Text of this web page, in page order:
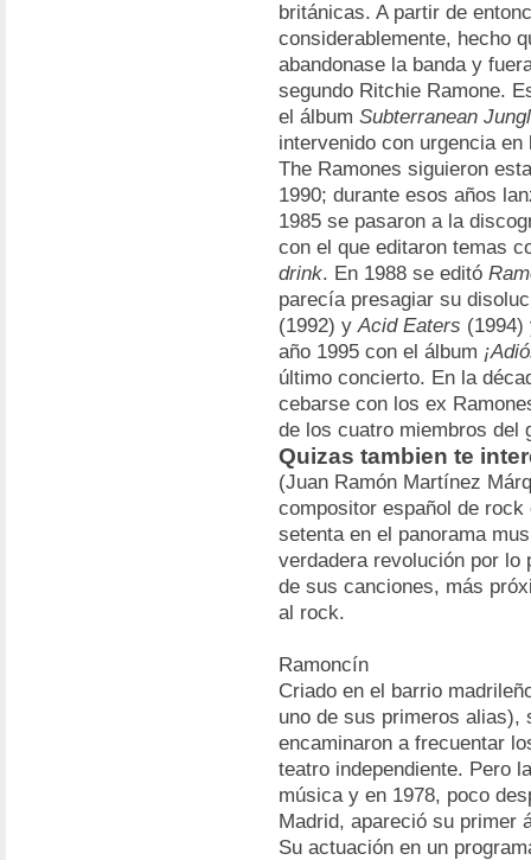
británicas. A partir de
considerablemente, hecho
abandonase la banda y
segundo Ritchie Ramone.
el álbum Subterranean
intervenido con urgencia
The Ramones siguieron
1990; durante esos años
1985 se pasaron a la
con el que editaron temas
drink. En 1988 se editó
parecía presagiar su
(1992) yAcid Eaters
año 1995 con el álbum
último concierto. En la
cebarse con los ex
de los cuatro miembros del
Quizas tambien te
(Juan Ramón Martínez
compositor español de
setenta en el panorama
verdadera revolución por
de sus canciones, más
al rock.
Ramoncín
Criado en el barrio
uno de sus primeros
encaminaron a frecuentar
teatro independiente. Pero
música y en 1978, poco
Madrid, apareció su primer
Su actuación en un